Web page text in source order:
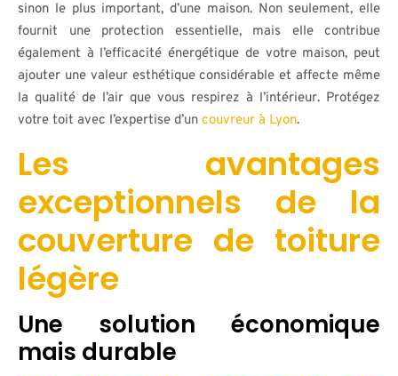
sinon le plus important, d’une maison. Non seulement, elle
fournit une protection essentielle, mais elle contribue
également à l’efficacité énergétique de votre maison, peut
ajouter une valeur esthétique considérable et affecte même
la qualité de l’air que vous respirez à l’intérieur. Protégez
votre toit avec l’expertise d’un couvreur à Lyon.
Les avantages
exceptionnels de la
couverture de toiture
légère
Une solution économique
mais durable